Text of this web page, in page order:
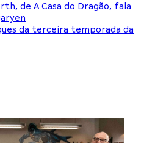
de A Casa do Dragão, fala
da terceira temporada da